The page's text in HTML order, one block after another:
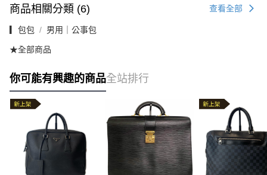
商品相關分類 (6) 查看全部
▎包包 男用｜公事包
★全部商品
你可能有興趣的商品全站排行